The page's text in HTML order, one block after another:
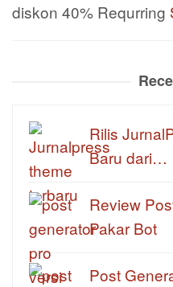
diskon 40% Requrring
Rilis
Baru dari…
Review
Pakar Bot
Post